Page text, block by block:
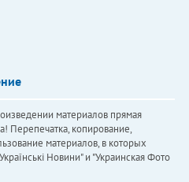
материалов прямая
Перепечатка, копирование,
материалов, в которых
Новини" и "Украинская Фото